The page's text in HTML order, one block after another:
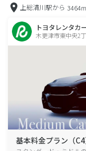
上総清川駅から 3464m
トヨタレンタカ
木更津市東中央2
基本料金プラン（C4